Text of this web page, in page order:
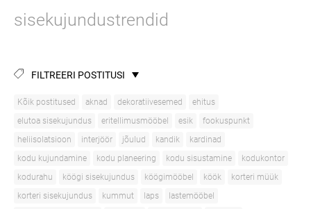
sisekujundustrendid
FILTREERI POSTITUSI
Kõik postitused aknad dekoratiivesemed
ehitus
elutoa sisekujundus
eritellimusmööbel esik
fookuspunkt
heliisolatsioon
interjöör jõulud kandik
kardinad
kodu kujundamine
kodu planeering kodu sisustamine
kodukontor
kodurahu
köögi sisekujundus köögimööbel köök
korteri müük
korteri sisekujundus
kummut laps
lastemööbel